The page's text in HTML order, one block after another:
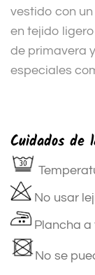
vestido con
en tejido
de primavera
especiales
Cuidados de
No usar
Plancha
No se